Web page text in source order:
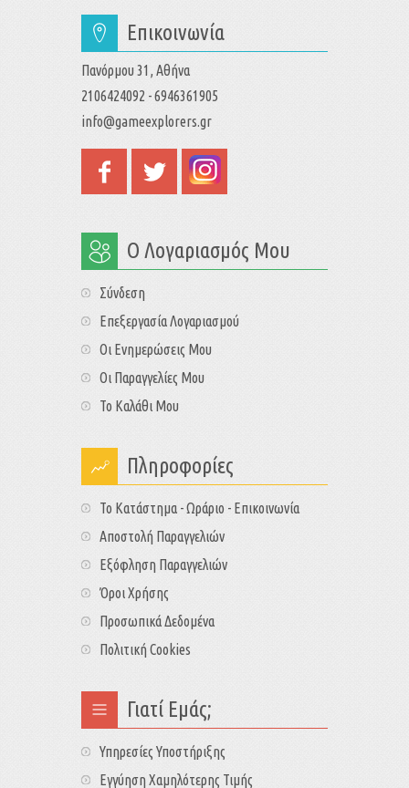
Επικοινωνία
Πανόρμου 31, Αθήνα
2106424092 - 6946361905
info@gameexplorers.gr
Ο Λογαριασμός Μου
Σύνδεση
Επεξεργασία Λογαριασμού
Οι Ενημερώσεις Μου
Οι Παραγγελίες Μου
Το Καλάθι Μου
Πληροφορίες
Το Κατάστημα - Ωράριο - Επικοινωνία
Αποστολή Παραγγελιών
Εξόφληση Παραγγελιών
Όροι Χρήσης
Προσωπικά Δεδομένα
Πολιτική Cookies
Γιατί Εμάς;
Υπηρεσίες Υποστήριξης
Εγγύηση Χαμηλότερης Τιμής